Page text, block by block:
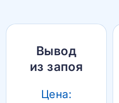
Вывод
из запоя
Цена: